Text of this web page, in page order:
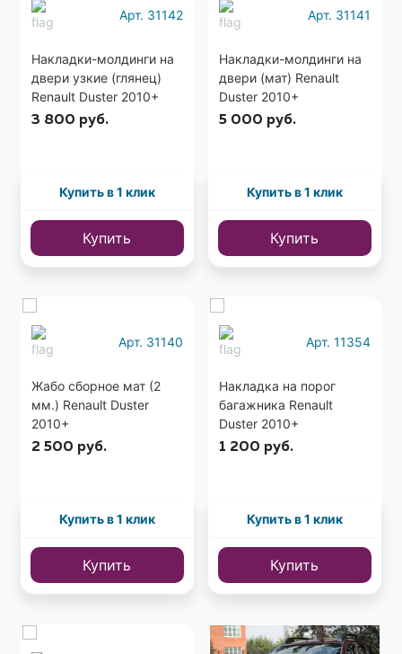
Арт. 31142
Накладки-молдинги на
двери узкие (глянец)
Renault Duster 2010+
3 800 руб.
Купить в 1 клик
Купить
Арт. 31141
Накладки-молдинги на
двери (мат) Renault
Duster 2010+
5 000 руб.
Купить в 1 клик
Купить
Арт. 31140
Жабо сборное мат (2
мм.) Renault Duster
2010+
2 500 руб.
Купить в 1 клик
Купить
Арт. 11354
Накладка на порог
багажника Renault
Duster 2010+
1 200 руб.
Купить в 1 клик
Купить